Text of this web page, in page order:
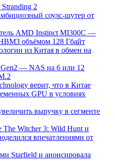
2
соулс-шутер от
AMD Instinct MI300C —
объёмом 128 Гбайт
из Китая в обмен на
Gen2 — NAS на 6 или 12
верит, что в Китае
GPU в условиях
выручку в сегменте
The Witcher 3: Wild Hunt и
впечатлениями от
Starfield и анонсировала